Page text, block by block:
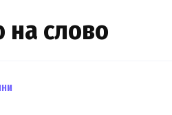
на слово